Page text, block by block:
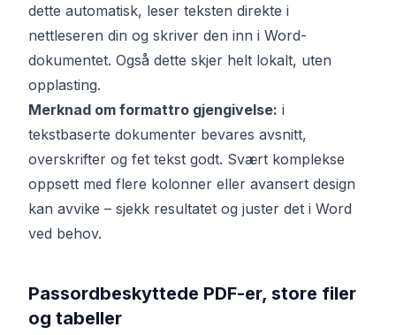
dette automatisk, leser teksten direkte i
nettleseren din og skriver den inn i Word-
dokumentet. Også dette skjer helt lokalt, uten
opplasting.
Merknad om formattro gjengivelse: i
tekstbaserte dokumenter bevares avsnitt,
overskrifter og fet tekst godt. Svært komplekse
oppsett med flere kolonner eller avansert design
kan avvike – sjekk resultatet og juster det i Word
ved behov.
Passordbeskyttede PDF-er, store filer
og tabeller